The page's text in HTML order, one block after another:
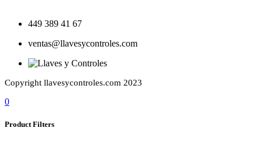
449 389 41 67
ventas@llavesycontroles.com
Copyright llavesycontroles.com 2023
0
Product Filters